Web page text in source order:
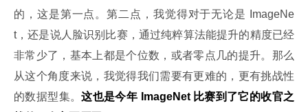
的，这是第一点。第二点，我觉得对于无论是 ImageNe
t，还是说人脸识别比赛，通过纯粹算法能提升的精度已经
非常少了，基本上都是个位数，或者零点几的提升。那么
从这个角度来说，我觉得我们需要有更难的，更有挑战性
的数据型集。这也是今年 ImageNet 比赛到了它的收官之